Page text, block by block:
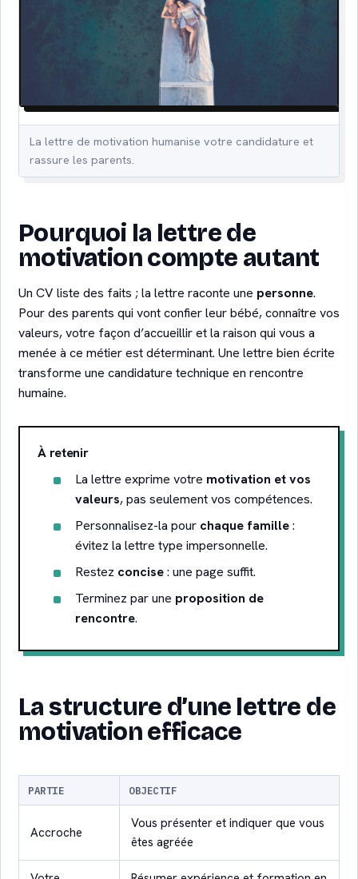
La lettre de motivation humanise votre candidature et
rassure les parents.
Pourquoi la lettre de
motivation compte autant
Un CV liste des faits ; la lettre raconte une personne.
Pour des parents qui vont confier leur bébé, connaître vos
valeurs, votre façon d’accueillir et la raison qui vous a
menée à ce métier est déterminant. Une lettre bien écrite
transforme une candidature technique en rencontre
humaine.
À retenir
La lettre exprime votre motivation et vos
valeurs, pas seulement vos compétences.
Personnalisez-la pour chaque famille:
évitez la lettre type impersonnelle.
Restez concise: une page suffit.
Terminez par une proposition de
rencontre.
La structure d’une lettre de
motivation efficace
PARTIE OBJECTIF
Accroche
Vous présenter et indiquer que vous
êtes agréée